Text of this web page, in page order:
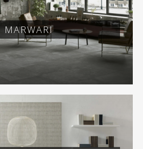
MARWARI